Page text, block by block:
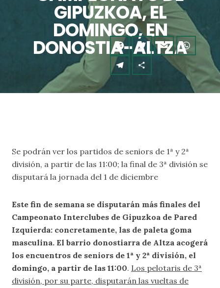
GIPUZKOA, EL
DOMINGO, EN
DONOSTIA-ALTZA
Se podrán ver los partidos de seniors de 1ª y 2ª
división, a partir de las 11:00; la final de 3ª división se
disputará la jornada del 1 de diciembre
Este fin de semana se disputarán más finales del
Campeonato Interclubes de Gipuzkoa de Pared
Izquierda: concretamente, las de paleta goma
masculina. El barrio donostiarra de Altza acogerá
los encuentros de seniors de 1ª y 2ª división, el
domingo, a partir de las 11:00. Los pelotaris de 3ª
división, por su parte, disputarán las vueltas de